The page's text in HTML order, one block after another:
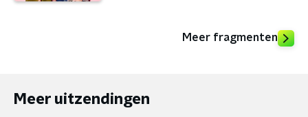
Meer fragmenten
Meer uitzendingen